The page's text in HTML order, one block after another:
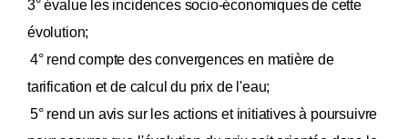
3° évalue les incidences socio-économiques de cette
évolution;
4° rend compte des convergences en matière de
tarification et de calcul du prix de l'eau;
5° rend un avis sur les actions et initiatives à poursuivre